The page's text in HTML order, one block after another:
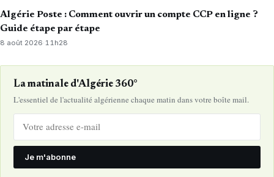
Algérie Poste : Comment ouvrir un compte CCP en ligne ?
Guide étape par étape
8 août 2026·11h28
La matinale d'Algérie 360°
L'essentiel de l'actualité algérienne chaque matin dans votre boîte mail.
Je m'abonne